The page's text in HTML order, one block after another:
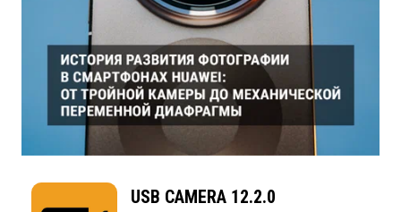
USB CAMERA 12.2.0